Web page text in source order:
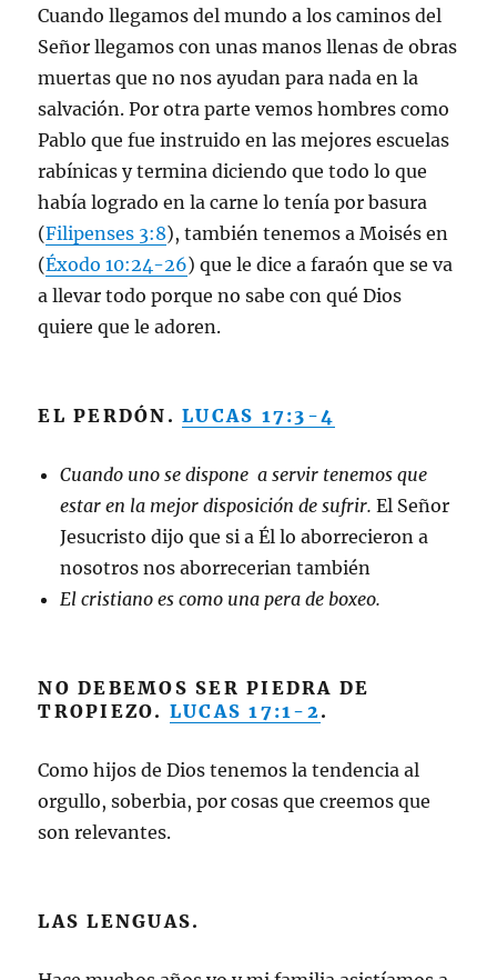
Cuando llegamos del mundo a los caminos del
Señor llegamos con unas manos llenas de obras
muertas que no nos ayudan para nada en la
salvación. Por otra parte vemos hombres como
Pablo que fue instruido en las mejores escuelas
rabínicas y termina diciendo que todo lo que
había logrado en la carne lo tenía por basura
(Filipenses 3:8), también tenemos a Moisés en
(Éxodo 10:24-26) que le dice a faraón que se va
a llevar todo porque no sabe con qué Dios
quiere que le adoren.
EL PERDÓN.LUCAS 17:3-4
Cuando uno se dispone a servir tenemos que
estar en la mejor disposición de sufrir. El Señor
Jesucristo dijo que si a Él lo aborrecieron a
nosotros nos aborrecerian también
El cristiano es como una pera de boxeo.
NO DEBEMOS SER PIEDRA DE
TROPIEZO. LUCAS 17:1-2.
Como hijos de Dios tenemos la tendencia al
orgullo, soberbia, por cosas que creemos que
son relevantes.
LAS LENGUAS.